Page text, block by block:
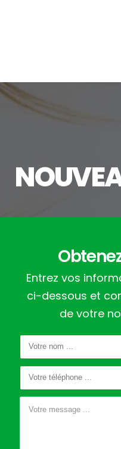
Entrez vos
ci-dessous et
de votre